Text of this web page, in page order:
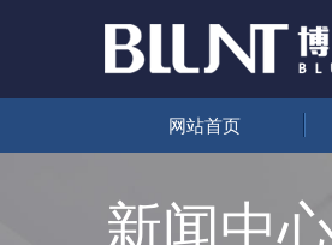
网站首页
新闻中